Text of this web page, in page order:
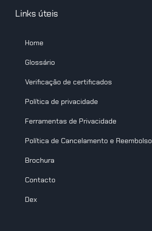
Links úteis
Home
Glossário
Verificação de certificados
Política de privacidade
Ferramentas de Privacidade
Política de Cancelamento e Reembolso
Brochura
Contacto
Dex